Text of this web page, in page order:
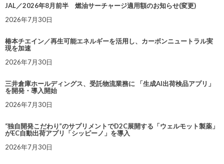
JAL／2026年8月前半 燃油サーチャージ適用額のお知らせ(変更)
2026年7月30日
椿本チエイン／再生可能エネルギーを活用し、カーボンニュートラル実
現を加速
2026年7月30日
三井倉庫ホールディングス、受託物流業務に 「生成AI出荷検品アプリ」
を開発・導入開始
2026年7月30日
“独自開発こだわり”のサプリメントでD2C展開する「ウェルモット製薬」
がEC自動出荷アプリ「シッピーノ」を導入
2026年7月30日